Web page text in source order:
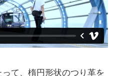
て、楕円形状のつり革を